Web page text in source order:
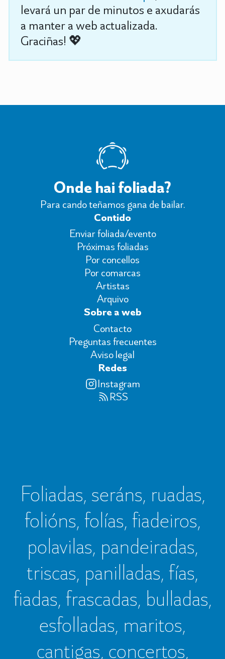
levará un par de minutos e axudarás
a manter a web actualizada.
Graciñas! 💖
Onde hai foliada?
Para cando teñamos gana de bailar.
Contido
Enviar foliada/evento
Próximas foliadas
Por concellos
Por comarcas
Artistas
Arquivo
Sobre a web
Contacto
Preguntas frecuentes
Aviso legal
Redes
Instagram
RSS
Foliadas, seráns, ruadas,
folións, folías, fiadeiros,
polavilas, pandeiradas,
triscas, panilladas, fías,
fiadas, frascadas, bulladas,
esfolladas, maritos,
cantigas, concertos,